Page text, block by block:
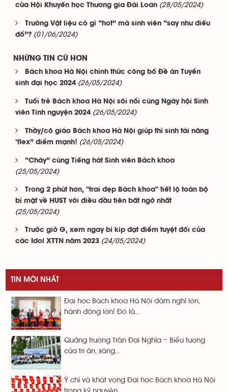
của Hội Khuyến học Thương gia Đài Loan (28/05/2024)
Trường Vật liệu có gì “hot” mà sinh viên “say như điếu
đổ”? (01/06/2024)
NHỮNG TIN CŨ HƠN
Bách khoa Hà Nội chính thức công bố Đề án Tuyển
sinh đại học 2024 (26/05/2024)
Tuổi trẻ Bách khoa Hà Nội sôi nổi cùng Ngày hội Sinh
viên Tình nguyện 2024 (26/05/2024)
Thầy/cô giáo Bách khoa Hà Nội giúp thí sinh tài năng
‘flex” điểm mạnh! (26/05/2024)
“Cháy” cùng Tiếng hát Sinh viên Bách khoa
(25/05/2024)
Trong 2 phút hơn, "trai đẹp Bách khoa" tiết lộ toàn bộ
bí mật về HUST với điều đầu tiên bất ngờ nhất
(25/05/2024)
Trước giờ G, xem ngay bí kíp đạt điểm tuyệt đối của
các Idol XTTN năm 2023 (24/05/2024)
TIN MỚI NHẤT
Đại học Bách khoa Hà Nội dám nghĩ lớn,
hành động lớn! Đó là...
Quảng trường Trần Đại Nghĩa – Biểu tượng
của tri ân, sáng...
Ý chí và khát vọng Đại học Bách khoa Hà Nội